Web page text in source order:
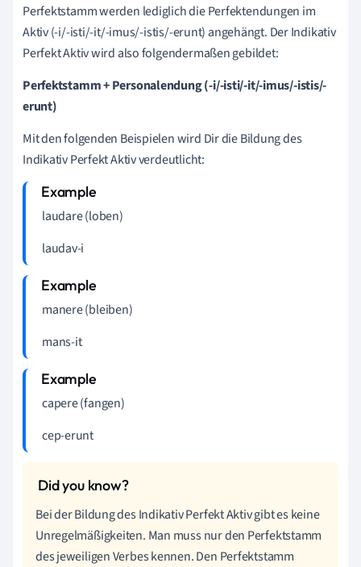
Perfektstamm werden lediglich die Perfektendungen im
Aktiv (-i/-isti/-it/-imus/-istis/-erunt) angehängt. Der Indikativ
Perfekt Aktiv wird also folgendermaßen gebildet:
Perfektstamm + Personalendung (-i/-isti/-it/-imus/-istis/-
erunt)
Mit den folgenden Beispielen wird Dir die Bildung des
Indikativ Perfekt Aktiv verdeutlicht:
laudare (loben)
laudav-i
manere (bleiben)
mans-it
capere (fangen)
cep-erunt
Bei der Bildung des Indikativ Perfekt Aktiv gibt es keine
Unregelmäßigkeiten. Man muss nur den Perfektstamm
des jeweiligen Verbes kennen. Den Perfektstamm